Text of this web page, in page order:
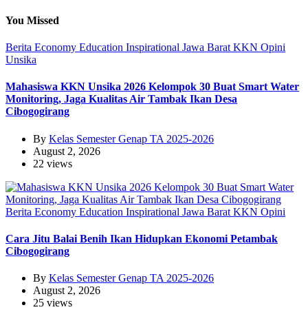
You Missed
Berita Economy Education Inspirational Jawa Barat KKN Opini
Unsika
Mahasiswa KKN Unsika 2026 Kelompok 30 Buat Smart Water
Monitoring, Jaga Kualitas Air Tambak Ikan Desa
Cibogogirang
By Kelas Semester Genap TA 2025-2026
August 2, 2026
22 views
Berita Economy Education Inspirational Jawa Barat KKN Opini
Cara Jitu Balai Benih Ikan Hidupkan Ekonomi Petambak
Cibogogirang
By Kelas Semester Genap TA 2025-2026
August 2, 2026
25 views